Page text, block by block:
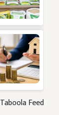
Taboola Feed